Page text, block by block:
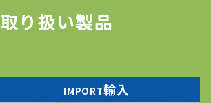
取り扱い製品
IMPORT輸入